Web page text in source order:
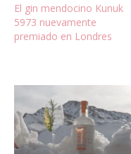
El gin mendocino Kunuk
5973 nuevamente
premiado en Londres